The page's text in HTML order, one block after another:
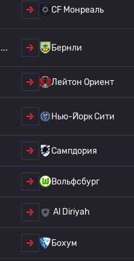
CF Монреаль
Бернли
Лейтон Ориент
Нью-Йорк Сити
Сампдория
Вольфсбург
Al Diriyah
Бохум